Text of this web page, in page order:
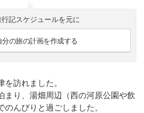
行記スケジュールを元に
分の旅の計画を作成する
を訪れました。
まり、湯畑周辺（西の河原公園や飲
んびりと過ごしました。